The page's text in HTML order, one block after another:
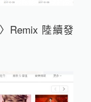
Remix 陸續發